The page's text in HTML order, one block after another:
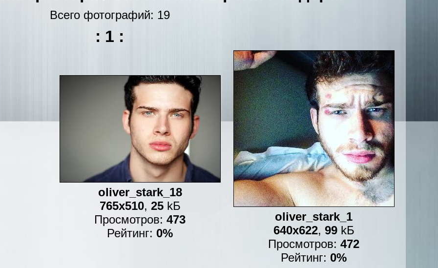
Всего фотографий: 19
: 1 :
oliver_stark_18
765x510, 25kБ
Просмотров:473
Рейтинг: 0%
oliver_stark_1
640x622, 99kБ
Просмотров:472
Рейтинг: 0%